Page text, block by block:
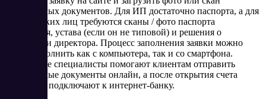
необходимых документов. Для ИП достаточно паспорта, а для
юридических лиц требуются сканы / фото паспорта
учредителя, устава (если он не типовой) и решения о
назначении директора. Процесс заполнения заявки можно
легко выполнить как с компьютера, так и со смартфона.
Банковские специалисты помогают клиентам отправить
необходимые документы онлайн, а после открытия счета
бесплатно подключают к интернет-банку.